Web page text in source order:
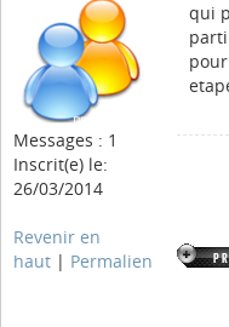
Messages : 1
Inscrit(e) le:
26/03/2014
qui
Revenir en
haut | Permalien